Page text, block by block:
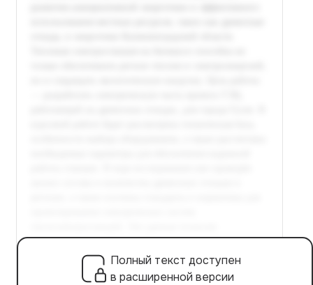
Полный текст доступен
в расширенной версии